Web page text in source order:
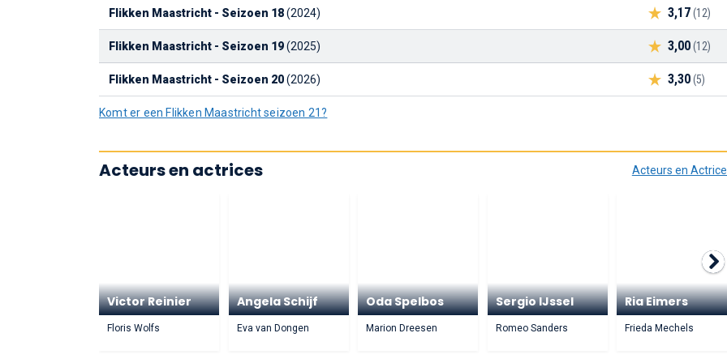
3,17(12)
Flikken Maastricht - Seizoen 18(2024)
3,00(12)
Flikken Maastricht - Seizoen 19(2025)
3,30(5)
Flikken Maastricht - Seizoen 20(2026)
Komt er een Flikken Maastricht seizoen 21?
Acteurs en
Acteurs en actrices
Victor Reinier
Floris Wolfs
Angela Schijf
Eva van Dongen
Oda Spelbos
Marion Dreesen
Sergio IJssel
Romeo Sanders
Ria Eimers
Frieda Mechels